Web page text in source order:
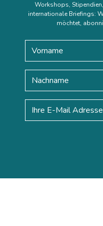
Workshops,
internationale Briefings:
möchtet,